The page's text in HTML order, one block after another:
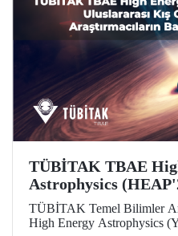
TÜBİTAK TBAE
Astrophysics
Okulu, Öğrenci ve
Başvurularını
TÜBİTAK Temel Bilimler
High Energy Astrophysics